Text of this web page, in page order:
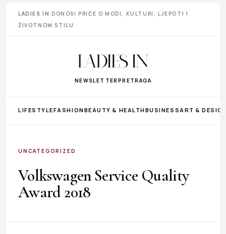
LADIES IN DONOSI PRIČE O MODI, KULTURI, LJEPOTI I
ŽIVOTNOM STILU
NEWSLETTER PRETRAGA
LIFESTYLEFASHIONBEAUTY & HEALTHBUSINESS ART &
UNCATEGORIZED
Volkswagen Service Quality
Award 2018